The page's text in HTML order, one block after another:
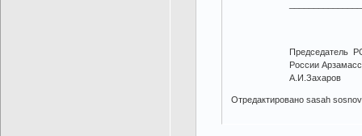
России
Отредактировано sasah